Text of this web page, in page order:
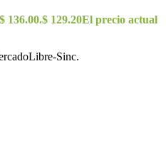
136.00.$ 129.20El precio actual
Sinc.